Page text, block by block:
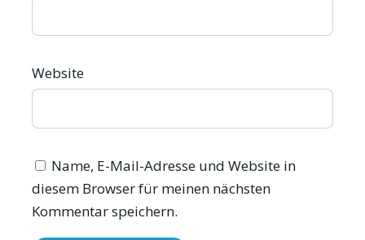
Website
Name, E-Mail-Adresse und Website in
diesem Browser für meinen nächsten
Kommentar speichern.